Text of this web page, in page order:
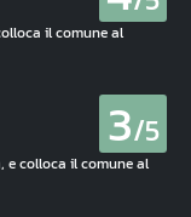
il comune al
3/5
e colloca il comune al